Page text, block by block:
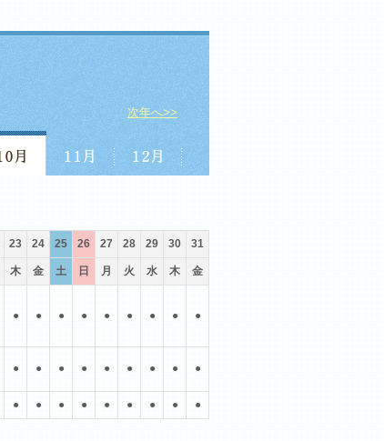
次年へ>>
23 24 25 26 27 28 29 30 31
木 金 土 日 月 火 水 木 金
● ● ● ● ● ● ● ● ●
● ● ● ● ● ● ● ● ●
● ● ● ● ● ● ● ● ●